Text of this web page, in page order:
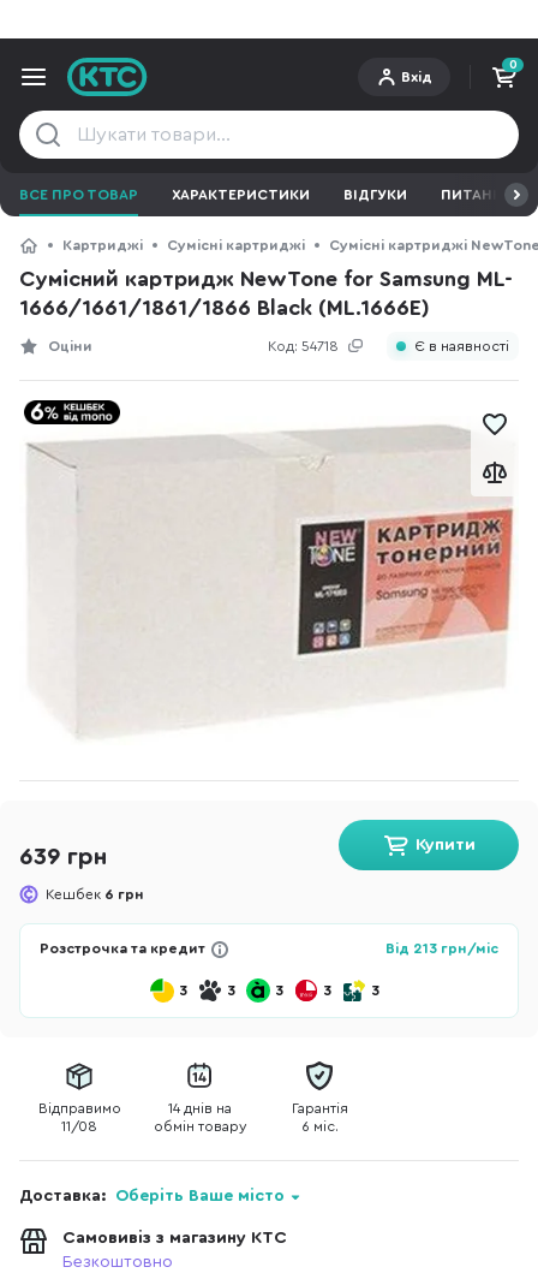
Вхід
0
ВСЕ ПРО ТОВАР ХАРАКТЕРИСТИКИ ВІДГУКИ ПИТАННЯ ТА
Картриджі Сумісні картриджі Сумісні картриджі
Сумісний картридж NewTone for Samsung ML-
1666/1661/1861/1866 Black (ML.1666E)
Код: 54718
Оціни Є в наявності
639 грн
Кешбек 6 грн
Купити
Розстрочка та кредит Від 213 грн/міс
3 3 3 3 3
Відправимо
11/08
14 днів на
обмін товару
Гарантія
6 міс.
Доставка: Оберіть Ваше місто
Самовивіз з магазину КТС
Безкоштовно